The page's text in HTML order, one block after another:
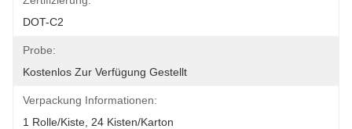
DOT-C2
Probe:
Kostenlos Zur Verfügung Gestellt
Verpackung Informationen:
1 Rolle/Kiste, 24 Kisten/Karton